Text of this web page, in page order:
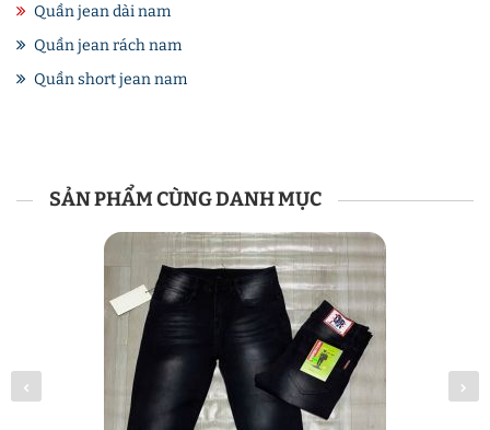
Quần jean dài nam
Quần jean rách nam
Quần short jean nam
SẢN PHẨM CÙNG DANH MỤC